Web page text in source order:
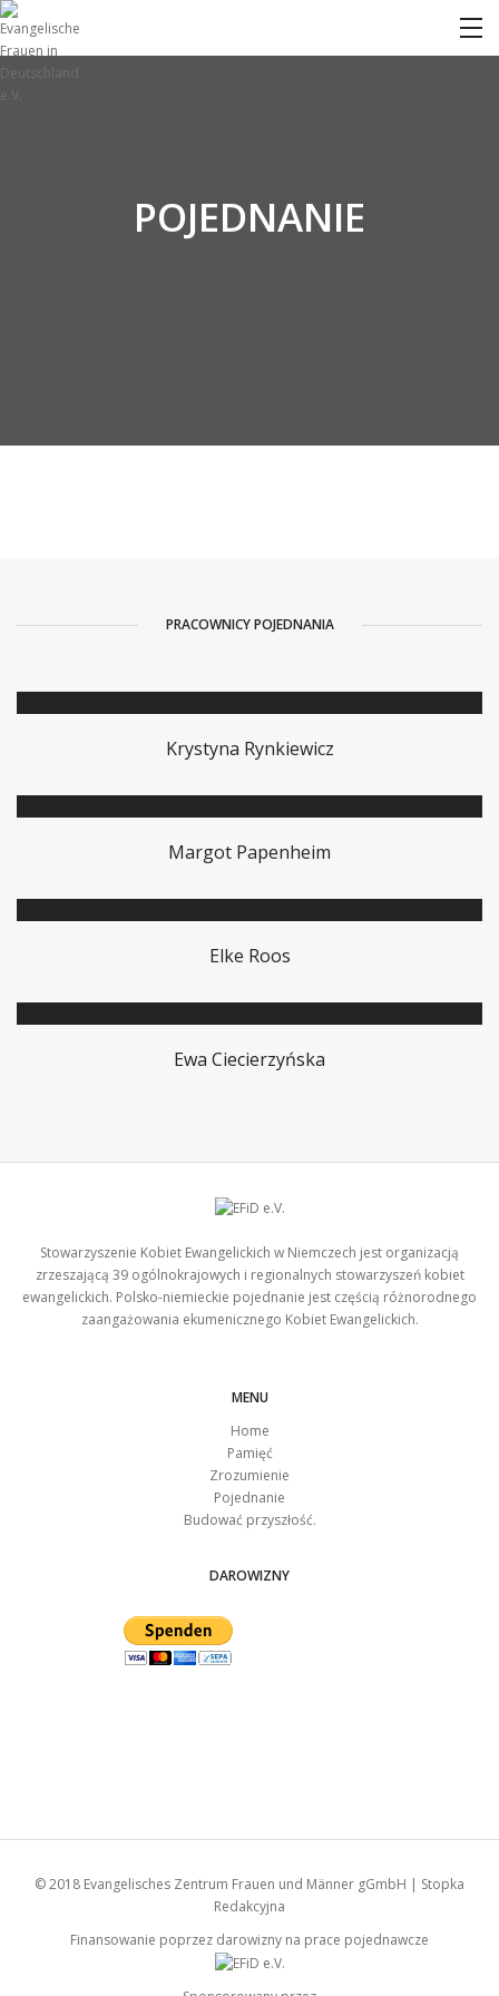
POJEDNANIE
PRACOWNICY POJEDNANIA
Krystyna Rynkiewicz
Margot Papenheim
Elke Roos
Ewa Ciecierzyńska
Stowarzyszenie Kobiet Ewangelickich w Niemczech jest organizacją
zrzeszającą 39 ogólnokrajowych i regionalnych stowarzyszeń kobiet
ewangelickich. Polsko-niemieckie pojednanie jest częścią różnorodnego
zaangażowania ekumenicznego Kobiet Ewangelickich.
MENU
Home
Pamięć
Zrozumienie
Pojednanie
Budować przyszłość.
DAROWIZNY
© 2018 Evangelisches Zentrum Frauen und Männer gGmbH | Stopka
Redakcyjna
Finansowanie poprzez darowizny na prace pojednawcze